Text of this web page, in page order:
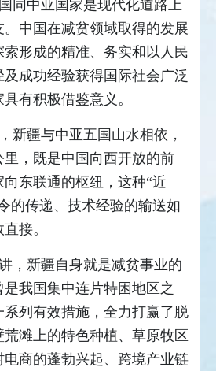
同中亚国家是现代化道路上
中国在减贫领域取得的发展
索形成的精准、务实和以人民
成功经验获得国际社会广泛
有积极借鉴意义。
新疆与中亚五国山水相依，
，既是中国向西开放的前
东联通的枢纽，这种“近
的传递、技术经验的输送如
接。
，新疆自身就是减贫事业的
我国集中连片特困地区之
列有效措施，全力打赢了脱
滩上的特色种植、草原牧区
电商的蓬勃兴起、跨境产业链